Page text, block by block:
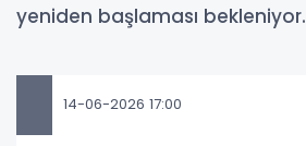
yeniden başlaması bekleniyor.
14-06-2026 17:00